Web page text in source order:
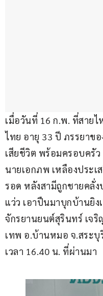
เมื่อวันที่ 16 ก.พ. ที่สาย
ไทย อายุ 33 ปี ภรรยาข
เสียชีวิต พร้อมครอบครัว
นายเอกภพ เหลืองประเ
รอด หลังสามีถูกชายคลั่
แว่ว เอาปืนมาบุกบ้านยิ
จักรยานยนต์สุรินทร์ เจ
เทพ อ.บ้านหมอ จ.สระบุ
เวลา 16.40 น. ที่ผ่านมา